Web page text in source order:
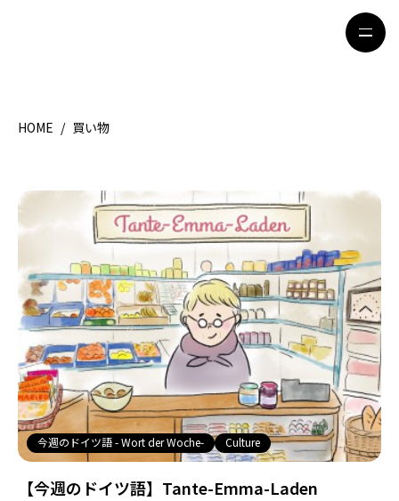
HOME
観光ガイド
留学＆キャリア
ライフスタイル
著者一覧
ライター募集
HOME / 買い物
今週のドイツ語 - Wort der Woche- Culture
【今週のドイツ語】Tante-Emma-Laden